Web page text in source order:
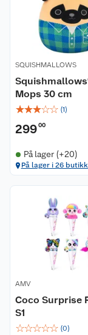
SQUISHMALLOWS
Mops 30 cm
☆☆☆☆☆ (1)
29900
På lager (+20)
På lager i 26
AMV
Coco Surprise
S1
☆☆☆☆☆ (0)